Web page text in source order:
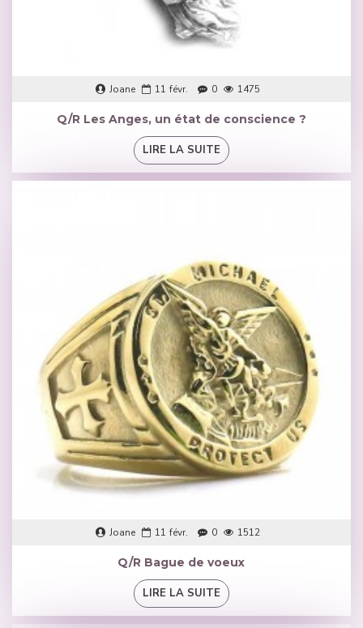
Joane 11 févr. 0 1475
Q/R Les Anges, un état de conscience ?
LIRE LA SUITE
Joane 11 févr. 0 1512
Q/R Bague de voeux
LIRE LA SUITE